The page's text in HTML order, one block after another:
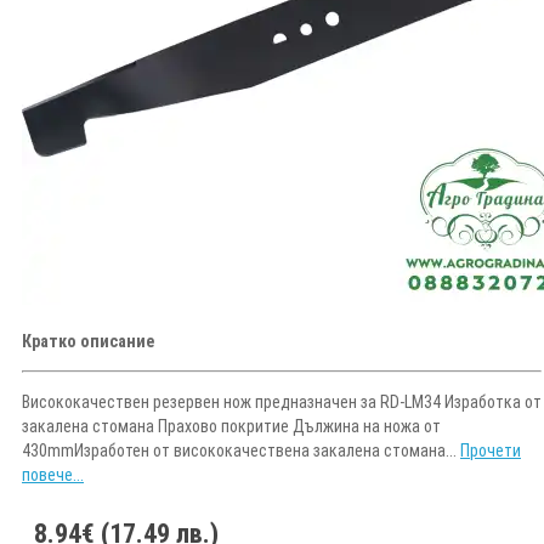
Кратко описание
Висококачествен резервен нож предназначен за RD-LM34 Изработка от
закалена стомана Прахово покритие Дължина на ножа от
430mmИзработен от висококачествена закалена стомана... Прочети
повече...
8.94€ (17.49 лв.)